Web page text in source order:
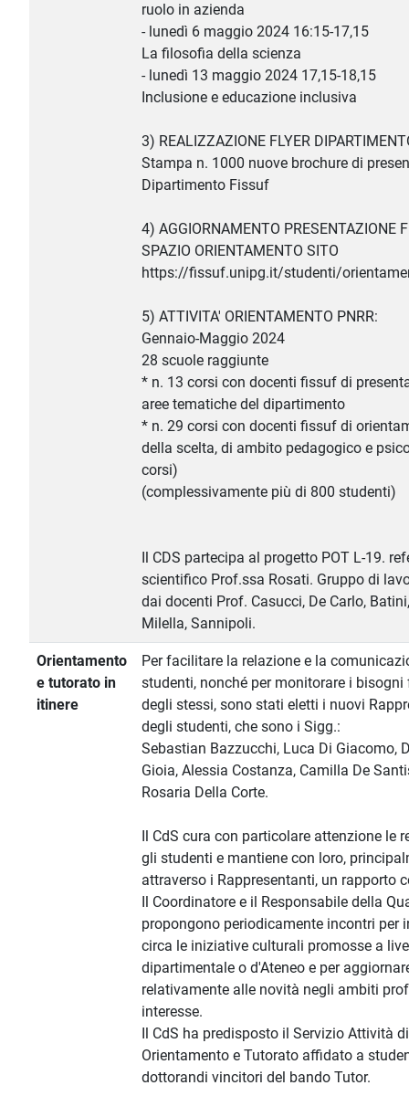
ruolo in azienda
- lunedì 6 maggio 2024 16:15-17,15
La filosofia della scienza
- lunedì 13 maggio 2024 17,15-18,15
Inclusione e educazione inclusiva
3) REALIZZAZIONE FLYER
Stampa n. 1000 nuove brochure di
Dipartimento Fissuf
4) AGGIORNAMENTO PRESENTAZIONE
SPAZIO ORIENTAMENTO SITO
https://fissuf.unipg.it/studenti/
5) ATTIVITA' ORIENTAMENTO PNRR:
Gennaio-Maggio 2024
28 scuole raggiunte
* n. 13 corsi con docenti fissuf di
aree tematiche del dipartimento
* n. 29 corsi con docenti fissuf di
della scelta, di ambito pedagogico e
corsi)
(complessivamente più di 800 studenti)
Il CDS partecipa al progetto POT L-19.
scientifico Prof.ssa Rosati. Gruppo di
dai docenti Prof. Casucci, De Carlo,
Milella, Sannipoli.
Orientamento
e tutorato in
itinere
Per facilitare la relazione e la
studenti, nonché per monitorare i
degli stessi, sono stati eletti i nuovi
degli studenti, che sono i Sigg.:
Sebastian Bazzucchi, Luca Di Giacomo,
Gioia, Alessia Costanza, Camilla De
Rosaria Della Corte.
Il CdS cura con particolare attenzione le
gli studenti e mantiene con loro,
attraverso i Rappresentanti, un rapporto
Il Coordinatore e il Responsabile della
propongono periodicamente incontri per
circa le iniziative culturali promosse a
dipartimentale o d'Ateneo e per
relativamente alle novità negli ambiti
interesse.
Il CdS ha predisposto il Servizio Attività di
Orientamento e Tutorato affidato a
dottorandi vincitori del bando Tutor.